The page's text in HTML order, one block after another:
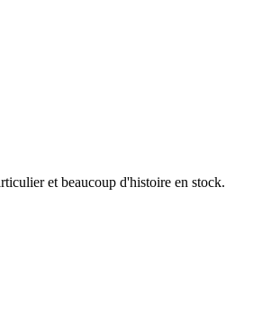
et beaucoup d'histoire en stock.